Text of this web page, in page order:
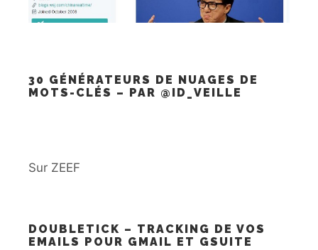
30 GÉNÉRATEURS DE NUAGES DE
MOTS-CLÉS – PAR @ID_VEILLE
Sur ZEEF
DOUBLETICK – TRACKING DE VOS
EMAILS POUR GMAIL ET GSUITE